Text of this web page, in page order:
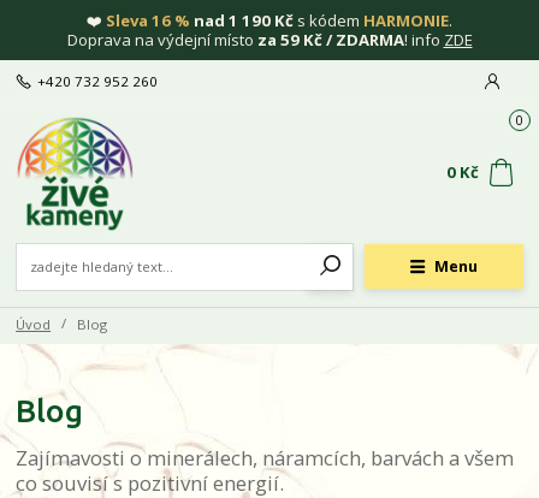
❤️ Sleva 16 % nad 1 190 Kč s kódem HARMONIE.
Doprava na výdejní místo za 59 Kč / ZDARMA! info ZDE
Menu
+420 732 952 260
0
0 Kč
Úvod Blog
Blog
Zajímavosti o minerálech, náramcích, barvách a všem
co souvisí s pozitivní energií.